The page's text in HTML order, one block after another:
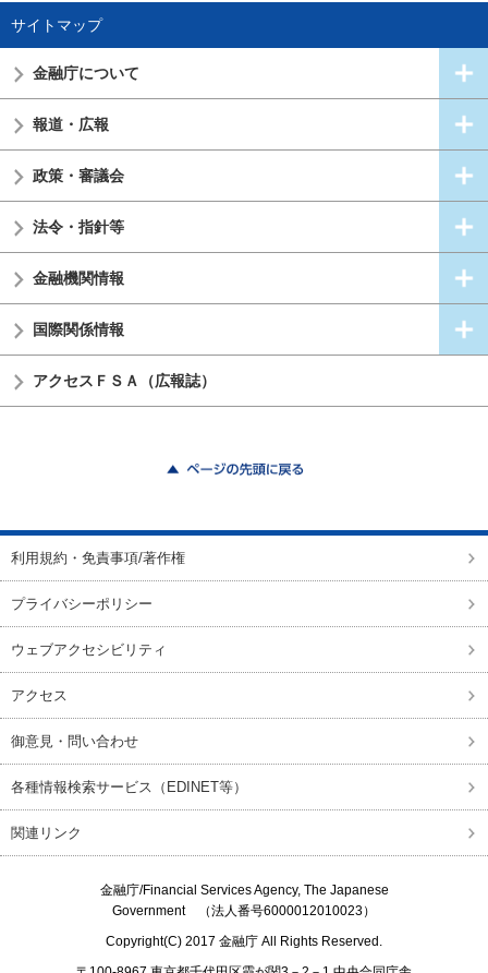
サイトマップ
金融庁について
報道・広報
政策・審議会
法令・指針等
金融機関情報
国際関係情報
アクセスＦＳＡ（広報誌）
利用規約・免責事項/著作権
プライバシーポリシー
ウェブアクセシビリティ
アクセス
御意見・問い合わせ
各種情報検索サービス（EDINET等）
関連リンク
金融庁/Financial Services Agency, The Japanese
Government（法人番号6000012010023）
Copyright(C) 2017 金融庁 All Rights Reserved.